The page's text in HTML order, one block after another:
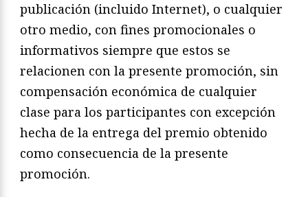
publicación (incluido Internet), o cualquier
otro medio, con fines promocionales o
informativos siempre que estos se
relacionen con la presente promoción, sin
compensación económica de cualquier
clase para los participantes con excepción
hecha de la entrega del premio obtenido
como consecuencia de la presente
promoción.